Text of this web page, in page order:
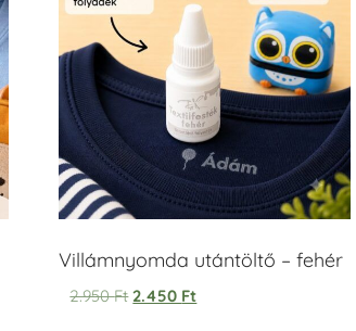
Villámnyomda utántöltő – fehér
2.950Ft 2.450 Ft